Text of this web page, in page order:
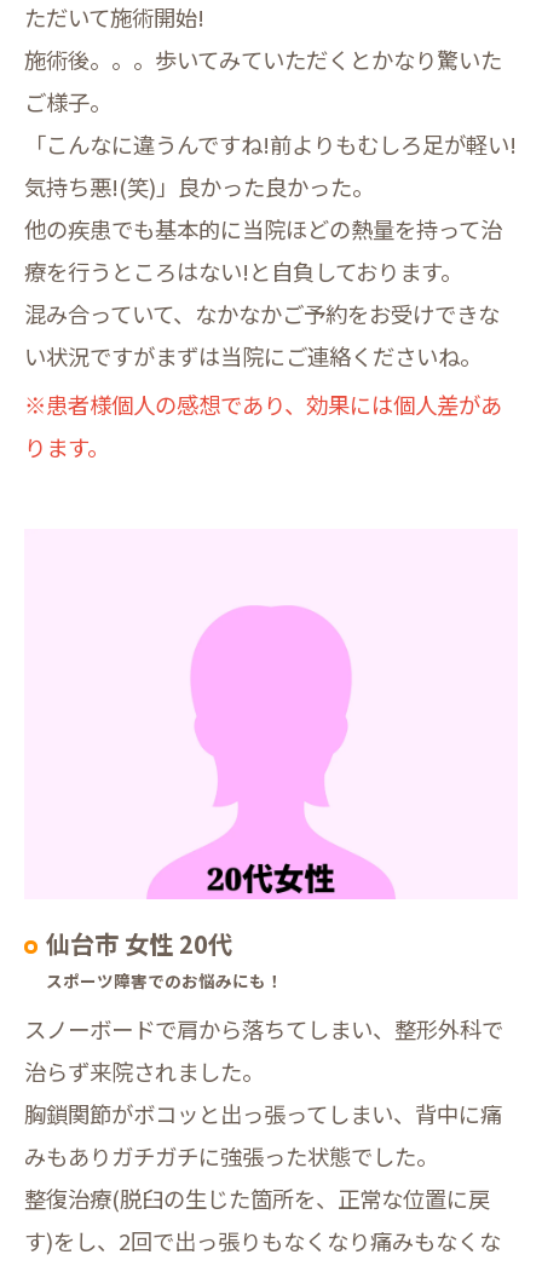
ただいて施術開始!
施術後。。。歩いてみていただくとかなり驚いた
ご様子。
「こんなに違うんですね!前よりもむしろ足が軽い!
気持ち悪!(笑)」良かった良かった。
他の疾患でも基本的に当院ほどの熱量を持って治
療を行うところはない!と自負しております。
混み合っていて、なかなかご予約をお受けできな
い状況ですがまずは当院にご連絡くださいね。
※患者様個人の感想であり、効果には個人差があ
ります。
仙台市 女性 20代
スポーツ障害でのお悩みにも！
スノーボードで肩から落ちてしまい、整形外科で
治らず来院されました。
胸鎖関節がボコッと出っ張ってしまい、背中に痛
みもありガチガチに強張った状態でした。
整復治療(脱臼の生じた箇所を、正常な位置に戻
す)をし、2回で出っ張りもなくなり痛みもなくな